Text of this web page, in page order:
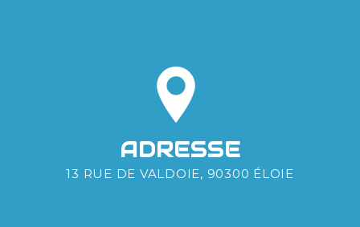
ADRESSE
13 RUE DE VALDOIE, 90300 ÉLOIE